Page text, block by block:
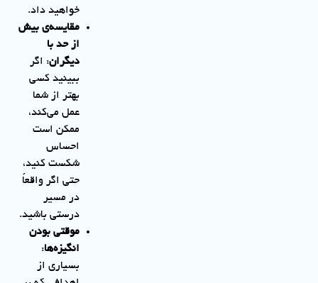
خواهید داد.
مقایسه‌ی بیش
از حد با
دیگران: اگر
ببینید کسی
بهتر از شما
عمل می‌کند،
ممکن است
احساس
شکست کنید،
حتی اگر واقعاً
در مسیر
درستی باشید.
موقتی بودن
انگیزه‌ها:
بسیاری از